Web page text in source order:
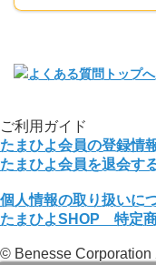
ご利用ガイド
たまひよ会員の登録情
たまひよ会員を退会す
個人情報の取り扱いに
たまひよSHOP 特定
© Benesse Corporation